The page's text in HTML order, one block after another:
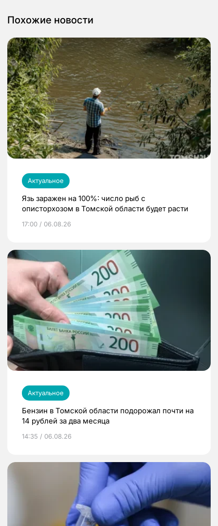
Похожие новости
Актуальное
Язь заражен на 100%: число рыб с
описторхозом в Томской области будет расти
17:00 / 06.08.26
Актуальное
Бензин в Томской области подорожал почти на
14 рублей за два месяца
14:35 / 06.08.26